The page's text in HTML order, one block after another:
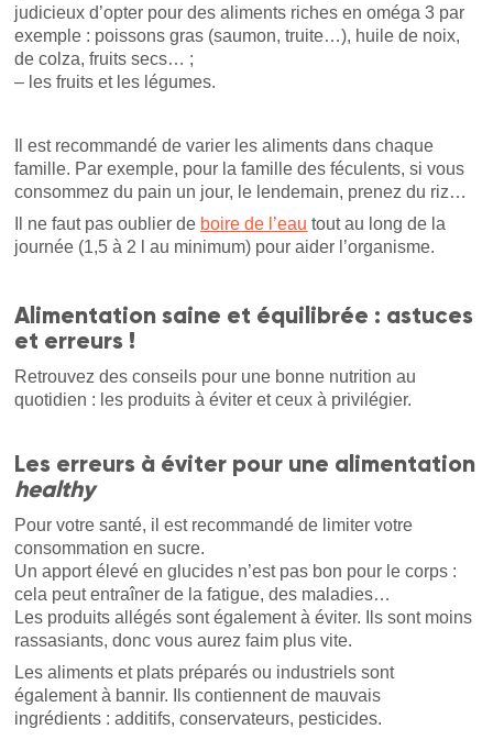
judicieux d’opter pour des aliments riches en oméga 3 par
exemple : poissons gras (saumon, truite…), huile de noix,
de colza, fruits secs… ;
– les fruits et les légumes.
Il est recommandé de varier les aliments dans chaque
famille. Par exemple, pour la famille des féculents, si vous
consommez du pain un jour, le lendemain, prenez du riz…
Il ne faut pas oublier de boire de l’eau tout au long de la
journée (1,5 à 2 l au minimum) pour aider l’organisme.
Alimentation saine et équilibrée : astuces
et erreurs !
Retrouvez des conseils pour une bonne nutrition au
quotidien : les produits à éviter et ceux à privilégier.
Les erreurs à éviter pour une alimentation
healthy
Pour votre santé, il est recommandé de limiter votre
consommation en sucre.
Un apport élevé en glucides n’est pas bon pour le corps :
cela peut entraîner de la fatigue, des maladies…
Les produits allégés sont également à éviter. Ils sont moins
rassasiants, donc vous aurez faim plus vite.
Les aliments et plats préparés ou industriels sont
également à bannir. Ils contiennent de mauvais
ingrédients : additifs, conservateurs, pesticides.